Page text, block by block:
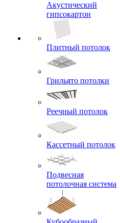
Акустический
гипсокартон
Плитный потолок
Грильято потолки
Реечный потолок
Кассетный потолок
Подвесная
потолочная система